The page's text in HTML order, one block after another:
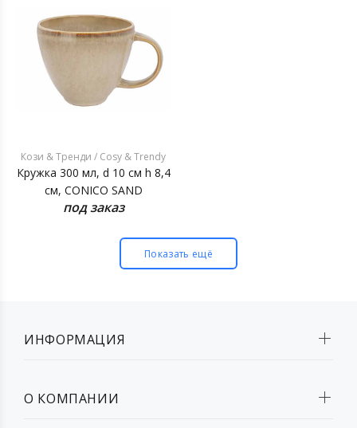
Кози & Тренди / Cosy & Trendy
Кружка 300 мл, d 10 см h 8,4
см, CONICO SAND
под заказ
Показать ещё
ИНФОРМАЦИЯ
О КОМПАНИИ